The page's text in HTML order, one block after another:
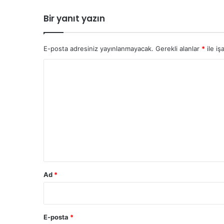
iBir yanıt yazın
E-posta adresiniz yayınlanmayacak. Gerekli alanlar * ile
Ad *
E-posta *